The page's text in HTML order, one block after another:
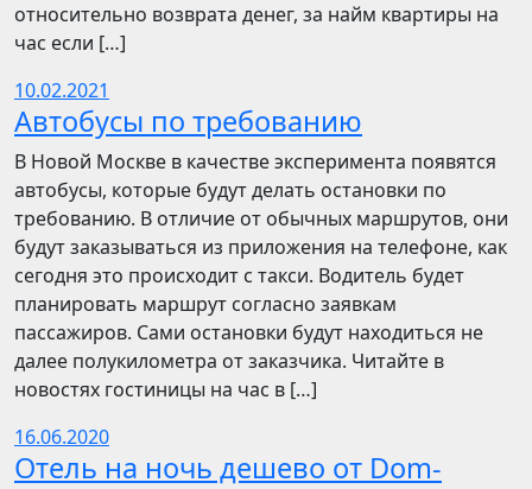
относительно возврата денег, за найм квартиры на
час если […]
10.02.2021
Автобусы по требованию
В Новой Москве в качестве эксперимента появятся
автобусы, которые будут делать остановки по
требованию. В отличие от обычных маршрутов, они
будут заказываться из приложения на телефоне, как
сегодня это происходит с такси. Водитель будет
планировать маршрут согласно заявкам
пассажиров. Сами остановки будут находиться не
далее полукилометра от заказчика. Читайте в
новостях гостиницы на час в […]
16.06.2020
Отель на ночь дешево от Dom-